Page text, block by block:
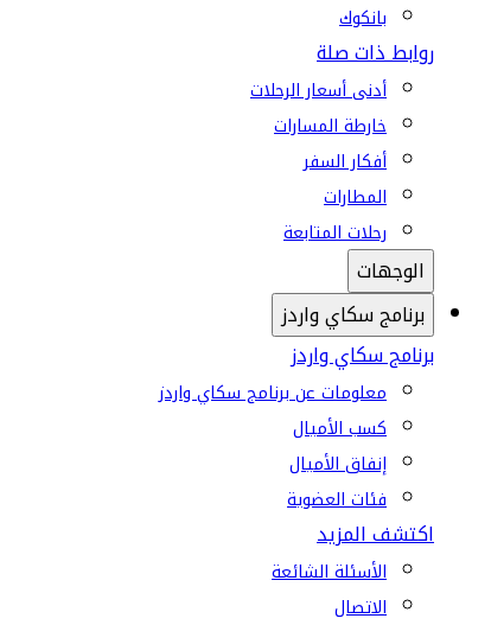
بانكوك
روابط ذات صلة
أدنى أسعار الرحلات
خارطة المسارات
أفكار السفر
المطارات
رحلات المتابعة
الوجهات
برنامج سكاي واردز
برنامج سكاي واردز
معلومات عن برنامج سكاي واردز
كسب الأميال
إنفاق الأميال
فئات العضوية
اكتشف المزيد
الأسئلة الشائعة
الاتصال